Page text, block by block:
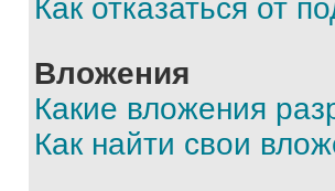
Как отказаться от
Вложения
Какие вложения
Как найти свои